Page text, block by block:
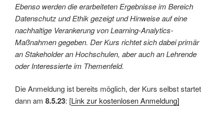
Ebenso werden die erarbeiteten Ergebnisse im Bereich
Datenschutz und Ethik gezeigt und Hinweise auf eine
nachhaltige Verankerung von Learning-Analytics-
Maßnahmen gegeben. Der Kurs richtet sich dabei primär
an Stakeholder an Hochschulen, aber auch an Lehrende
oder Interessierte im Themenfeld.
Die Anmeldung ist bereits möglich, der Kurs selbst startet
dann am 8.5.23: [Link zur kostenlosen Anmeldung]